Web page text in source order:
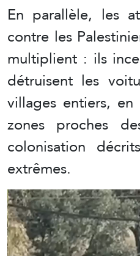
En parallèle, les
contre les
multiplient : ils
détruisent les
villages entiers,
zones proches
colonisation
extrêmes.